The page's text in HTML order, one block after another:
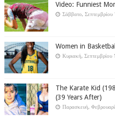
Video: Funniest
Σάββατο,
Women in
Κυριακή, Σεπτεμβρίου
The Karate Kid
(39 Years After)
Παρασκευή,